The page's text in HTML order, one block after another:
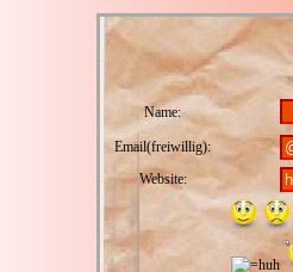
Name:
Email(freiwillig):
Website: